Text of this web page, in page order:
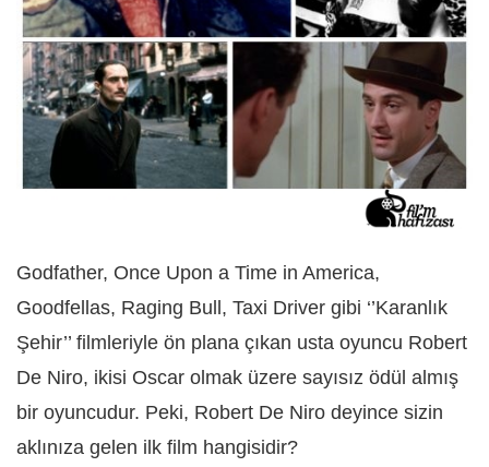
Godfather, Once Upon a Time in America,
Goodfellas, Raging Bull, Taxi Driver gibi ‘’Karanlık
Şehir’’ filmleriyle ön plana çıkan usta oyuncu Robert
De Niro, ikisi Oscar olmak üzere sayısız ödül almış
bir oyuncudur. Peki, Robert De Niro deyince sizin
aklınıza gelen ilk film hangisidir?